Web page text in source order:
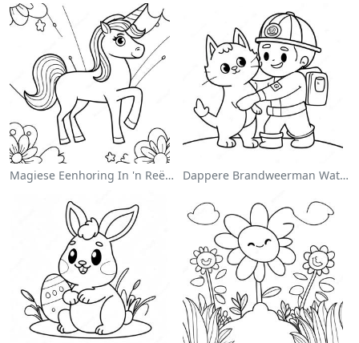
Magiese Eenhoring In 'n Reënboog Inkleurblad Dappere Brandweerman Wat 'n Kat Red Inkleurblad